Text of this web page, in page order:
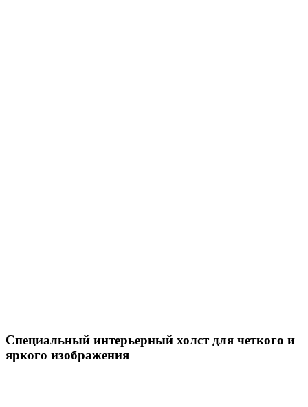
Специальный интерьерный холст для четкого и
яркого изображения